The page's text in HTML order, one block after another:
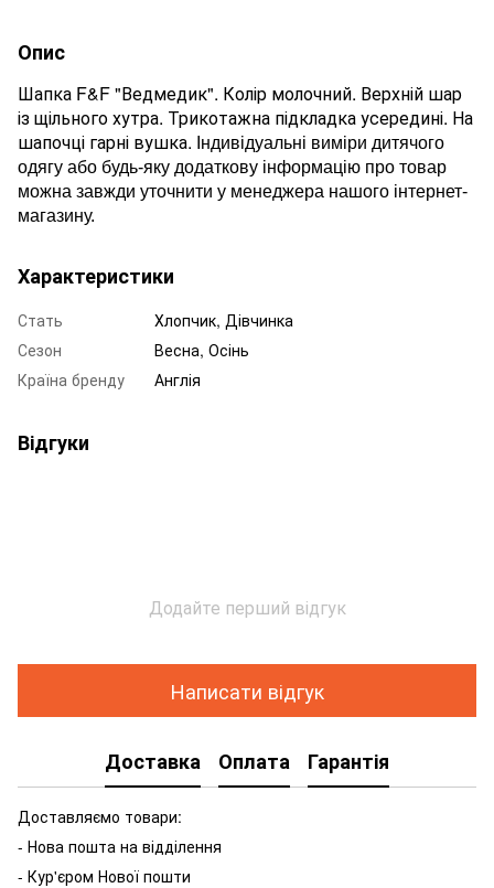
Опис
Шапка F&F "Ведмедик". Колір молочний. Верхній шар
із щільного хутра. Трикотажна підкладка усередині. На
шапочці гарні вушка. Індивідуальні виміри дитячого
одягу або будь-яку додаткову інформацію про товар
можна завжди уточнити у менеджера нашого інтернет-
магазину.
Характеристики
Стать
Хлопчик, Дівчинка
Сезон
Весна, Осінь
Країна бренду
Англія
Відгуки
Додайте перший відгук
Написати відгук
Доставка Оплата Гарантія
Доставляємо товари:
- Нова пошта на відділення
- Кур'єром Нової пошти